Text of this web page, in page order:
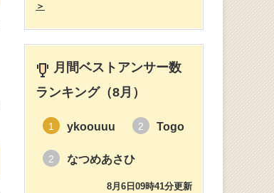
＞
月間ベストアンサー数
ランキング（8月）
1 ykoouuu 2 Togo
2 なつめあさひ
8月6日09時41分更新